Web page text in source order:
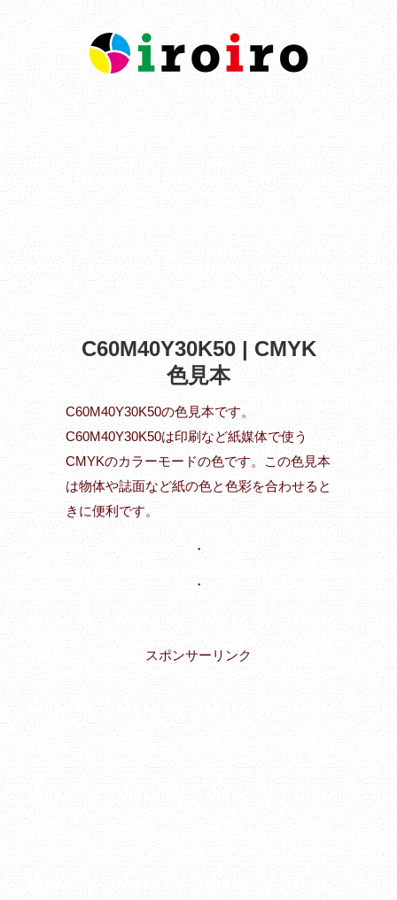
C60M40Y30K50 | CMYK
色見本
C60M40Y30K50の色見本です。
C60M40Y30K50は印刷など紙媒体で使う
CMYKのカラーモードの色です。この色見本
は物体や誌面など紙の色と色彩を合わせると
きに便利です。
・
・
スポンサーリンク